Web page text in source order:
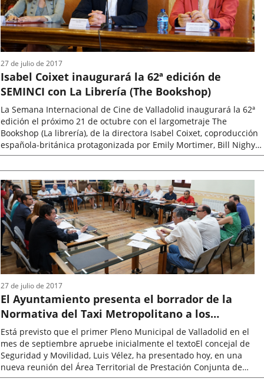
Isabel Coixet inaugurará la 62ª edición de
SEMINCI con La Librería (The Bookshop)
La Semana Internacional de Cine de Valladolid inaugurará la 62ª
edición el próximo 21 de octubre con el largometraje The
Bookshop (La librería), de la directora Isabel Coixet, coproducción
española-británica protagonizada por Emily Mortimer, Bill Nighy y
Patricia...
de
la
noticia
27 de julio de 2017
El Ayuntamiento presenta el borrador de la
Normativa del Taxi Metropolitano a los
Ayuntamientos del Área
Está previsto que el primer Pleno Municipal de Valladolid en el
mes de septiembre apruebe inicialmente el textoEl concejal de
Seguridad y Movilidad, Luis Vélez, ha presentado hoy, en una
nueva reunión del Área Territorial de Prestación Conjunta de
Valladolid...
27 de julio de 2017